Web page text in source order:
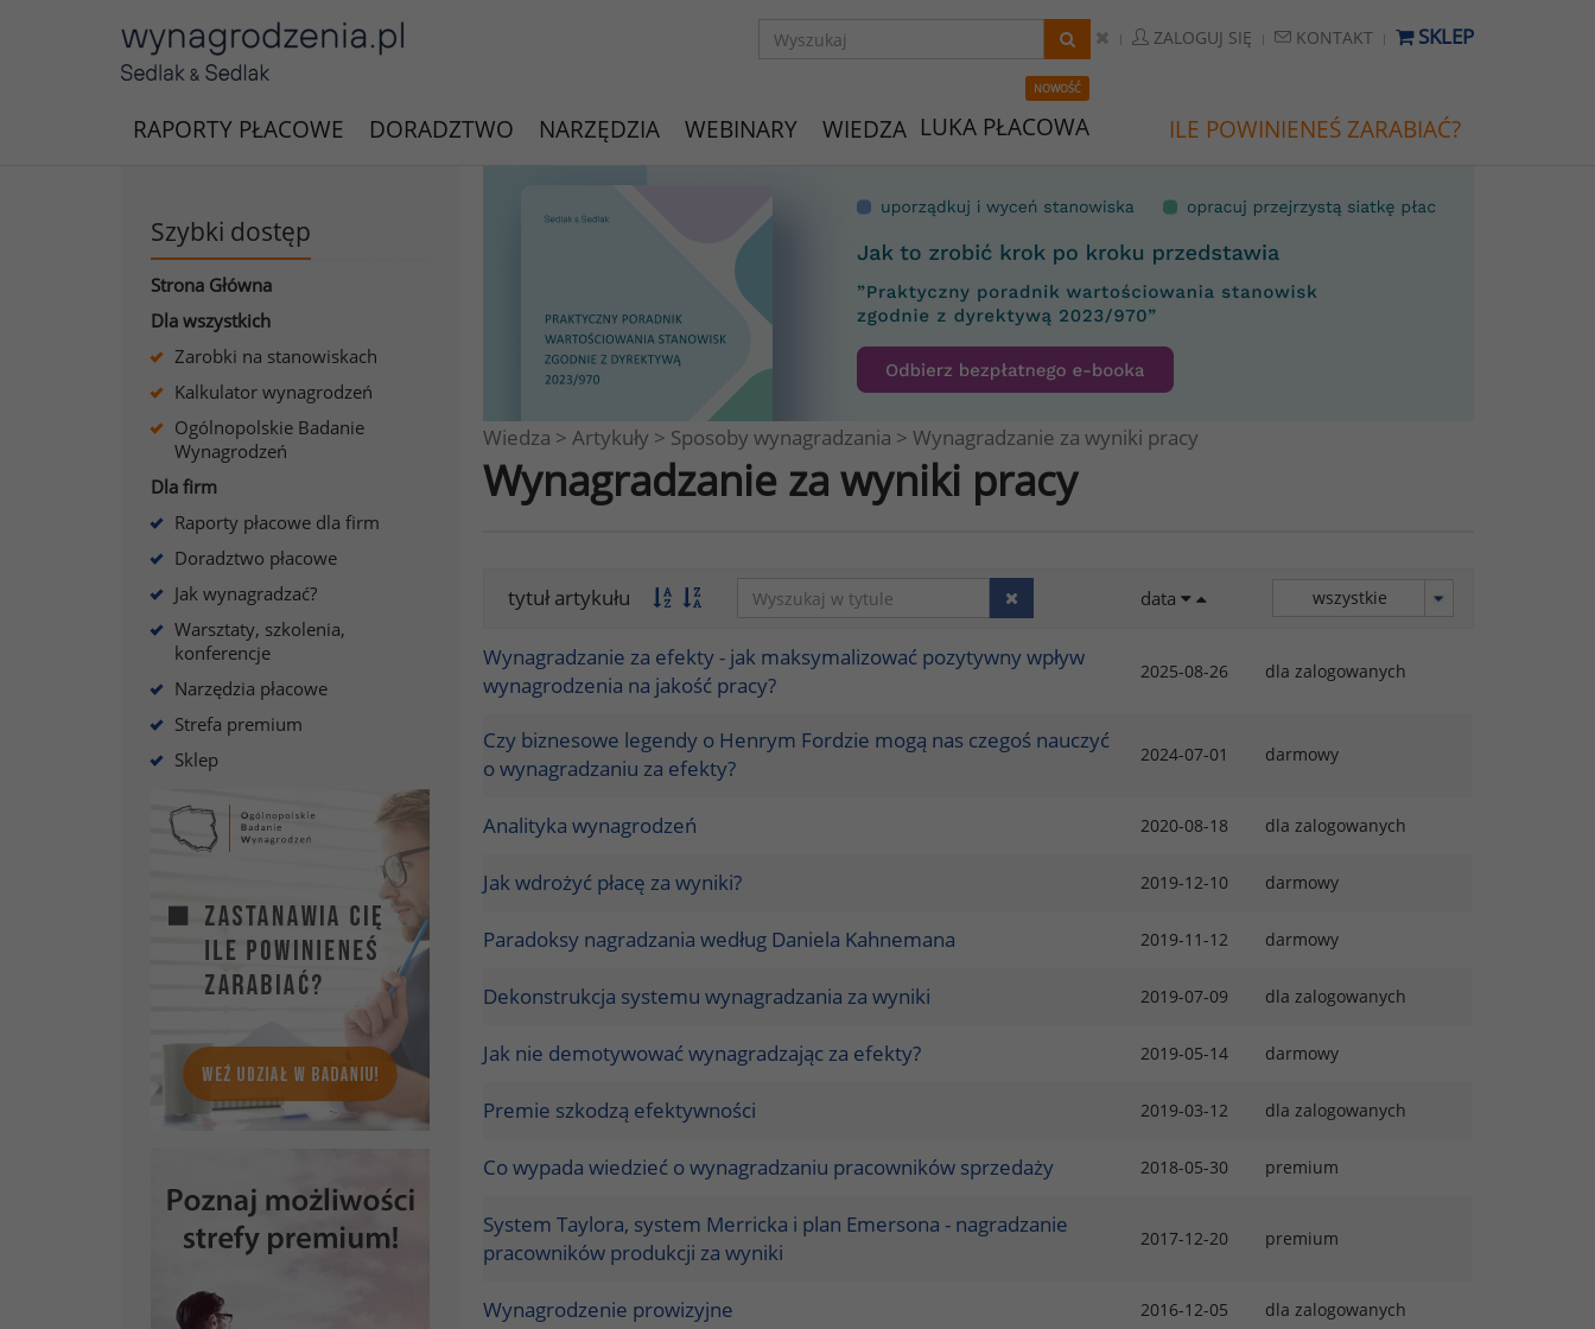
ZALOGUJ SIĘ KONTAKT SKLEP
RAPORTY PŁACOWE DORADZTWO NARZĘDZIA WEBINARY WIEDZA
NOWOŚĆ
LUKA PŁACOWA ILE POWINIENEŚ ZARABIAĆ?
Szybki dostęp
Strona Główna
Dla wszystkich
Zarobki na stanowiskach
Kalkulator wynagrodzeń
Ogólnopolskie Badanie
Wynagrodzeń
Dla firm
Raporty płacowe dla firm
Doradztwo płacowe
Jak wynagradzać?
Warsztaty, szkolenia,
konferencje
Narzędzia płacowe
Strefa premium
Sklep
Wiedza > Artykuły > Sposoby wynagradzania > Wynagradzanie za wyniki pracy
Wynagradzanie za wyniki pracy
tytuł artykułu data
Wynagradzanie za efekty - jak maksymalizować pozytywny wpływ
wynagrodzenia na jakość pracy?
2025-08-26 dla zalogowanych
Czy biznesowe legendy o Henrym Fordzie mogą nas czegoś nauczyć
o wynagradzaniu za efekty?
2024-07-01 darmowy
Analityka wynagrodzeń 2020-08-18 dla zalogowanych
Jak wdrożyć płacę za wyniki? 2019-12-10 darmowy
Paradoksy nagradzania według Daniela Kahnemana 2019-11-12 darmowy
Dekonstrukcja systemu wynagradzania za wyniki 2019-07-09 dla zalogowanych
Jak nie demotywować wynagradzając za efekty? 2019-05-14 darmowy
Premie szkodzą efektywności 2019-03-12 dla zalogowanych
Co wypada wiedzieć o wynagradzaniu pracowników sprzedaży 2018-05-30 premium
System Taylora, system Merricka i plan Emersona - nagradzanie
pracowników produkcji za wyniki
2017-12-20 premium
Wynagrodzenie prowizyjne 2016-12-05 dla zalogowanych